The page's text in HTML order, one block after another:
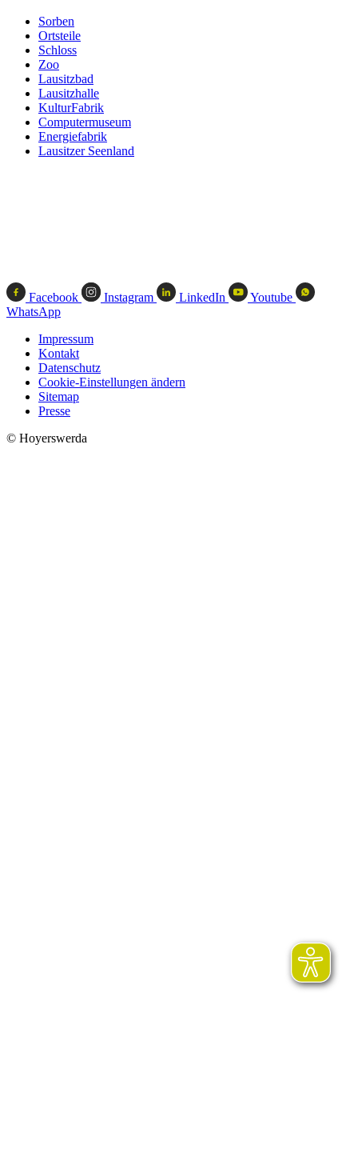
Sorben
Ortsteile
Schloss
Zoo
Lausitzbad
Lausitzhalle
KulturFabrik
Computermuseum
Energiefabrik
Lausitzer Seenland
Facebook Instagram LinkedIn
Youtube
WhatsApp
Impressum
Kontakt
Datenschutz
Cookie-Einstellungen ändern
Sitemap
Presse
© Hoyerswerda